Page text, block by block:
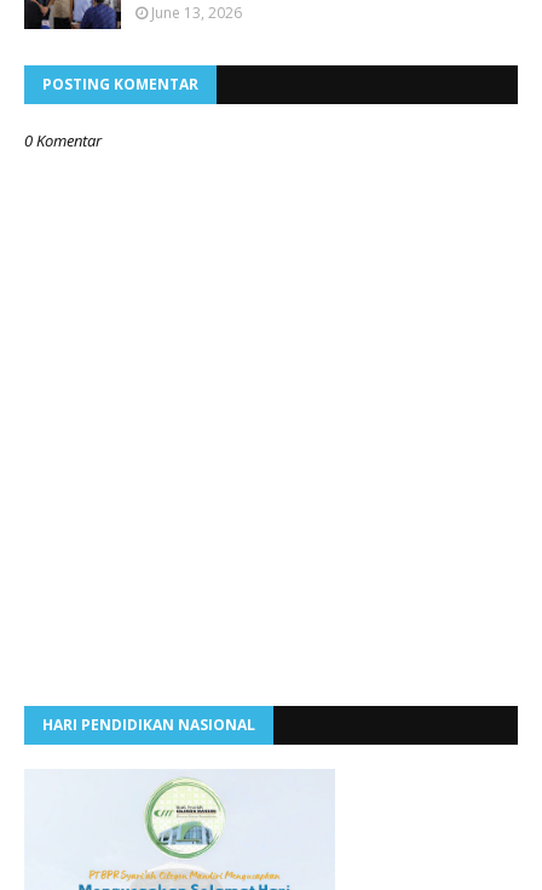
June 13, 2026
POSTING KOMENTAR
0 Komentar
HARI PENDIDIKAN NASIONAL